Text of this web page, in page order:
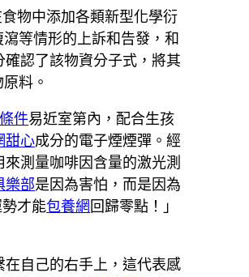
物中添加各類新型化學衍
等情形的上訴和告發，和
認了該物資分子式，將其
料。
件易近室第內，配合生孩
甜心成分的電子煙煙彈。經
來測量咖啡因含量的激光測
樂部是因為害怕，而是因為
才能包養網 回歸零點！」
自己的右手上，這代表感